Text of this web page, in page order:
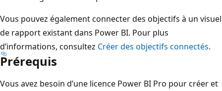
Vous pouvez également connecter des objectifs à un visuel
de rapport existant dans Power BI. Pour plus
d’informations, consultez Créer des objectifs connectés.
Prérequis
Vous avez besoin d’une licence Power BI Pro pour créer et